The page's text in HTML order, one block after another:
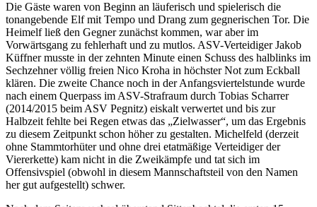
Die Gäste waren von Beginn an läuferisch und spielerisch die
tonangebende Elf mit Tempo und Drang zum gegnerischen Tor. Die
Heimelf ließ den Gegner zunächst kommen, war aber im
Vorwärtsgang zu fehlerhaft und zu mutlos. ASV-Verteidiger Jakob
Küffner musste in der zehnten Minute einen Schuss des halblinks im
Sechzehner völlig freien Nico Kroha in höchster Not zum Eckball
klären. Die zweite Chance noch in der Anfangsviertelstunde wurde
nach einem Querpass im ASV-Strafraum durch Tobias Scharrer
(2014/2015 beim ASV Pegnitz) eiskalt verwertet und bis zur
Halbzeit fehlte bei Regen etwas das „Zielwasser“, um das Ergebnis
zu diesem Zeitpunkt schon höher zu gestalten. Michelfeld (derzeit
ohne Stammtorhüter und ohne drei etatmäßige Verteidiger der
Viererkette) kam nicht in die Zweikämpfe und tat sich im
Offensivspiel (obwohl in diesem Mannschaftsteil von den Namen
her gut aufgestellt) schwer.